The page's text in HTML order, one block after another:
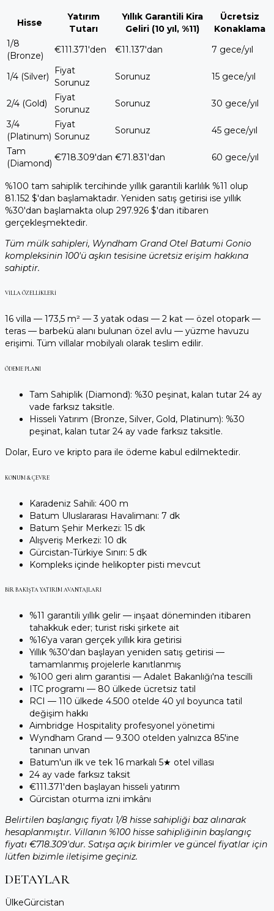
Hisse
Yatırım
Tutarı
Yıllık Garantili Kira
Geliri (10 yıl, %11)
Ücretsiz
Konaklama
1/8
(Bronze)
€111.371'den €11.137'dan 7 gece/yıl
1/4 (Silver)
Fiyat
Sorunuz
Sorunuz 15 gece/yıl
2/4 (Gold)
Fiyat
Sorunuz
Sorunuz
30 gece/yıl
3/4
(Platinum)
Fiyat
Sorunuz
Sorunuz
45 gece/yıl
Tam
(Diamond)
€718.309'dan €71.831'dan 60 gece/yıl
%100 tam sahiplik tercihinde yıllık garantili karlılık %11 olup
81.152 $'dan başlamaktadır. Yeniden satış getirisi ise yıllık
%30'dan başlamakta olup 297.926 $'dan itibaren
gerçekleşmektedir.
Tüm mülk sahipleri, Wyndham Grand Otel Batumi Gonio
kompleksinin 100'ü aşkın tesisine ücretsiz erişim hakkına
sahiptir.
VILLA ÖZELLIKLERI
16 villa — 173,5 m² — 3 yatak odası — 2 kat — özel otopark —
teras — barbekü alanı bulunan özel avlu — yüzme havuzu
erişimi. Tüm villalar mobilyalı olarak teslim edilir.
ÖDEME PLANI
Tam Sahiplik (Diamond): %30 peşinat, kalan tutar 24 ay
vade farksız taksitle.
Hisseli Yatırım (Bronze, Silver, Gold, Platinum): %30
peşinat, kalan tutar 24 ay vade farksız taksitle.
Dolar, Euro ve kripto para ile ödeme kabul edilmektedir.
KONUM & ÇEVRE
Karadeniz Sahili: 400 m
Batum Uluslararası Havalimanı: 7 dk
Batum Şehir Merkezi: 15 dk
Alışveriş Merkezi: 10 dk
Gürcistan-Türkiye Sınırı: 5 dk
Kompleks içinde helikopter pisti mevcut
BIR BAKIŞTA YATIRIM AVANTAJLARI
%11 garantili yıllık gelir — inşaat döneminden itibaren
tahakkuk eder; turist riski şirkete ait
%16'ya varan gerçek yıllık kira getirisi
Yıllık %30'dan başlayan yeniden satış getirisi —
tamamlanmış projelerle kanıtlanmış
%100 geri alım garantisi — Adalet Bakanlığı'na tescilli
ITC programı — 80 ülkede ücretsiz tatil
RCI — 110 ülkede 4.500 otelde 40 yıl boyunca tatil
değişim hakkı
Aimbridge Hospitality profesyonel yönetimi
Wyndham Grand — 9.300 otelden yalnızca 85'ine
tanınan unvan
Batum'un ilk ve tek 16 markalı 5★ otel villası
24 ay vade farksız taksit
€111.371'den başlayan hisseli yatırım
Gürcistan oturma izni imkânı
Belirtilen başlangıç fiyatı 1/8 hisse sahipliği baz alınarak
hesaplanmıştır. Villanın %100 hisse sahipliğinin başlangıç
fiyatı €718.309'dur. Satışa açık birimler ve güncel fiyatlar için
lütfen bizimle iletişime geçiniz.
DETAYLAR
ÜlkeGürcistan